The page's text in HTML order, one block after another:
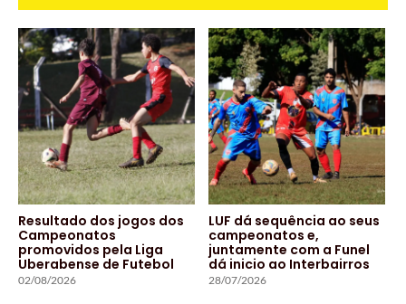
Resultado dos jogos dos
Campeonatos
promovidos pela Liga
Uberabense de Futebol
02/08/2026
LUF dá sequência ao seus
campeonatos e,
juntamente com a Funel
dá inicio ao Interbairros
28/07/2026